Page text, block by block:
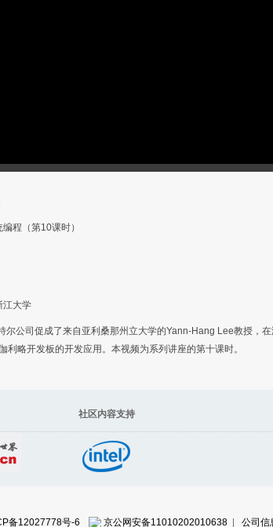
程（第10课时）
江大学
尔公司促成了来自亚利桑那州立大学的Yann-Hang Lee教授，
利略开发板的开发应用。本视频为系列讲座的第十课时。
区内容支持
备12027778号-6 京公网安备11010202010638 公司信